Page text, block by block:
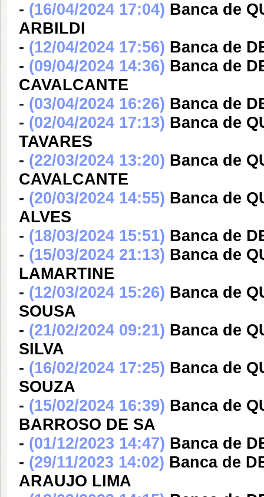
- (16/04/2024 17:04) Banca de
ARBILDI
- (12/04/2024 17:56) Banca de
- (09/04/2024 14:36) Banca de
CAVALCANTE
- (03/04/2024 16:26) Banca de
- (02/04/2024 17:13) Banca de
TAVARES
- (22/03/2024 13:20) Banca de
CAVALCANTE
- (20/03/2024 14:55) Banca de
ALVES
- (18/03/2024 15:51) Banca de
- (15/03/2024 21:13) Banca de
LAMARTINE
- (12/03/2024 15:26) Banca de
SOUSA
- (21/02/2024 09:21) Banca de
SILVA
- (16/02/2024 17:25) Banca de
SOUZA
- (15/02/2024 16:39) Banca de
BARROSO DE SA
- (01/12/2023 14:47) Banca de
- (29/11/2023 14:02) Banca de
ARAUJO LIMA